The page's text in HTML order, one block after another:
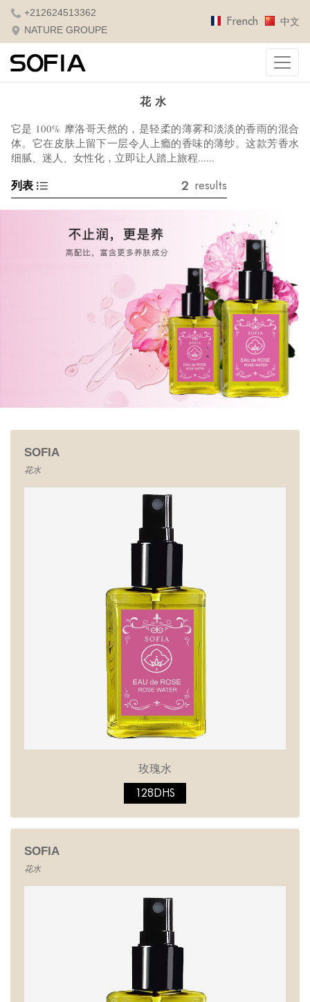
+212624513362
NATURE GROUPE
French 中文
花水
它是 100% 摩洛哥天然的，是轻柔的薄雾和淡淡的香雨的混合
体。 它在皮肤上留下一层令人上瘾的香味的薄纱。这款芳香水
细腻、迷人、女性化， 立即让人踏上旅程......
列表 2 results
SOFIA
花水
玫瑰水
128DHS
SOFIA
花水